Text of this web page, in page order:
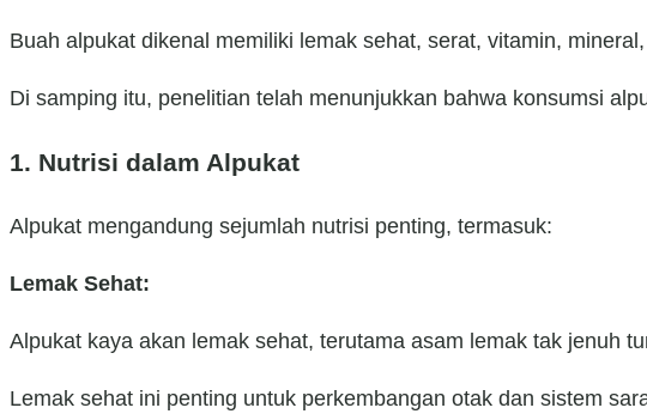
Buah alpukat dikenal memiliki lemak sehat, serat, vitamin,
Di samping itu, penelitian telah menunjukkan bahwa konsumsi
1. Nutrisi dalam Alpukat
Alpukat mengandung sejumlah nutrisi penting, termasuk:
Lemak Sehat:
Alpukat kaya akan lemak sehat, terutama asam lemak tak jenuh
Lemak sehat ini penting untuk perkembangan otak dan sistem